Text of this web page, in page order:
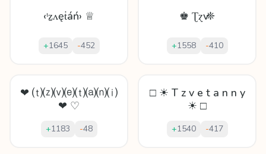
‹ᵗẕʌęṫáń› ♕
+1645 -452
♚ Ʈɀѵ ❈
+1558 -410
❤ ⒯⒵⒱⒠⒯⒜⒩⒤
❤ ♡
+1183 -48
□ ☀ T z v e t a n n y
☀ □
+1540 -417